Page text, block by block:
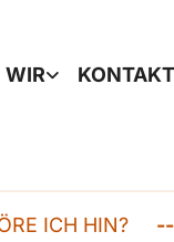
WIR KONTAKT
ICH HIN?